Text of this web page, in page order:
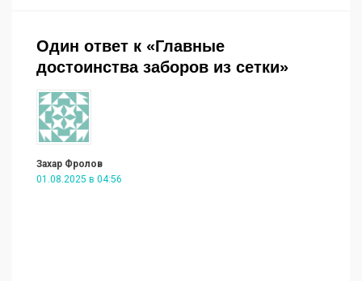
Один ответ к «Главные
достоинства заборов из сетки»
Захар Фролов
01.08.2025 в 04:56